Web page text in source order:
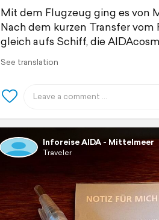
Mit dem Flugzeug ging es von
Nach dem kurzen Transfer
gleich aufs Schiff, die
See translation
Inforeise AIDA - Mittelmeer
Traveler